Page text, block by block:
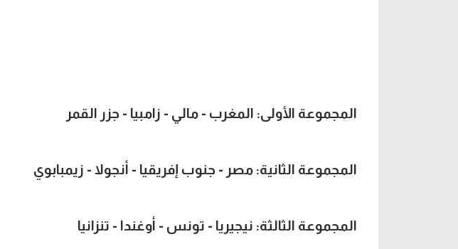
المجموعة الأولى: المغرب - مالي - زامبيا - جزر القمر
المجموعة الثانية: مصر - جنوب إفريقيا - أنجولا - زيمبابوي
المجموعة الثالثة: نيجيريا - تونس - أوغندا - تنزانيا